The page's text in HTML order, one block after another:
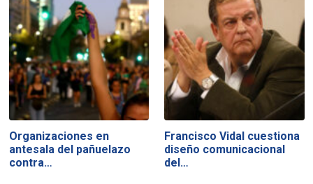
Organizaciones en
antesala del pañuelazo
contra…
Francisco Vidal cuestiona
diseño comunicacional
del…